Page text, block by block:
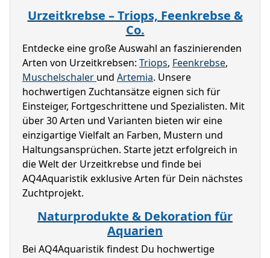
Urzeitkrebse – Triops, Feenkrebse &
Co.
Entdecke eine große Auswahl an faszinierenden
Arten von Urzeitkrebsen: Triops, Feenkrebse
Muschelschaler und Artemia. Unsere
hochwertigen Zuchtansätze eignen sich für
Einsteiger, Fortgeschrittene und Spezialisten. Mit
über 30 Arten und Varianten bieten wir eine
einzigartige Vielfalt an Farben, Mustern und
Haltungsansprüchen. Starte jetzt erfolgreich in
die Welt der Urzeitkrebse und finde bei
AQ4Aquaristik exklusive Arten für Dein nächstes
Zuchtprojekt.
Naturprodukte & Dekoration für
Aquarien